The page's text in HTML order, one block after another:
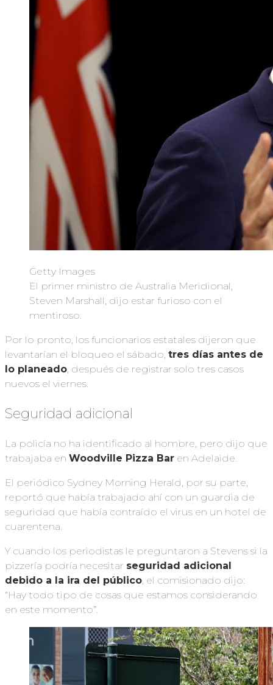
Getty Images
El primer ministro de Australia Meridional,
Steven Marshall, dijo estar furioso con el
mentiroso.
Por lo pronto, los funcionarios estatales dijeron que
levantarían el bloqueo el sábado, tres días antes de
lo planeado, después de registrar solo tres casos
nuevos el viernes.
Seguridad adicional
La policía no ha identificado al hombre, pero dijo que
trabajaba en Woodville Pizza Bar en Adelaide.
El periódico Sydney Morning Herald, por su parte,
reportó que había trabajado ahí con un guardia de
seguridad que había contraído el virus en un hotel de
cuarentena.
Y cuando los periodistas le preguntaron a Stevens si la
pizzería podría necesitar seguridad adicional
debido a la ira del público, el comisionado dijo:
“Hay todo tipo de cosas que estamos considerando
en este momento”.